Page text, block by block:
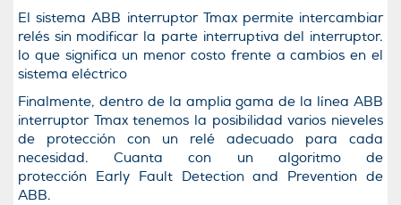
El sistema ABB interruptor Tmax permite intercambiar
relés sin modificar la parte interruptiva del interruptor.
lo que significa un menor costo frente a cambios en el
sistema eléctrico
Finalmente, dentro de la amplia gama de la línea ABB
interruptor Tmax tenemos la posibilidad varios nieveles
de protección con un relé adecuado para cada
necesidad. Cuanta con un algoritmo de
protección Early Fault Detection and Prevention de
ABB.